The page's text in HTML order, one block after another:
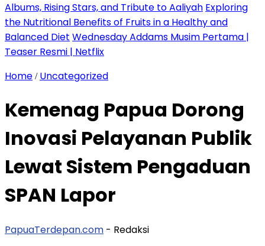
Albums, Rising Stars, and Tribute to Aaliyah Exploring
the Nutritional Benefits of Fruits in a Healthy and
Balanced Diet Wednesday Addams Musim Pertama |
Teaser Resmi | Netflix
Home / Uncategorized
Kemenag Papua Dorong
Inovasi Pelayanan Publik
Lewat Sistem Pengaduan
SPAN Lapor
PapuaTerdepan.com - Redaksi